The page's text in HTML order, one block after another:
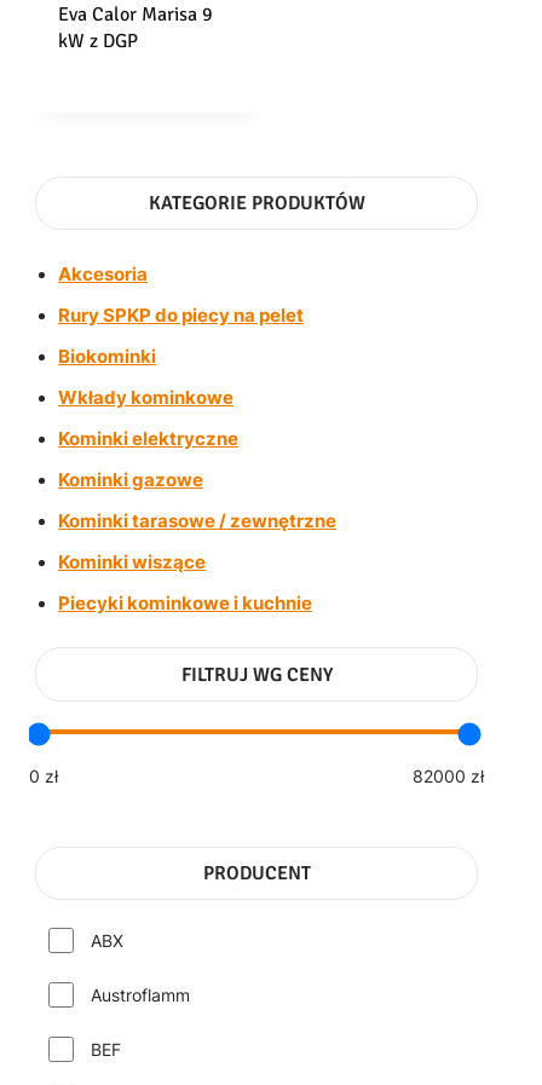
Eva Calor Marisa 9
kW z DGP
KATEGORIE PRODUKTÓW
Akcesoria
Rury SPKP do piecy na pelet
Biokominki
Wkłady kominkowe
Kominki elektryczne
Kominki gazowe
Kominki tarasowe / zewnętrzne
Kominki wiszące
Piecyki kominkowe i kuchnie
FILTRUJ WG CENY
0 zł 82000 zł
PRODUCENT
ABX
Austroflamm
BEF